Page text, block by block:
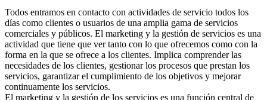
Todos entramos en contacto con actividades de servicio todos los
días como clientes o usuarios de una amplia gama de servicios
comerciales y públicos. El marketing y la gestión de servicios es una
actividad que tiene que ver tanto con lo que ofrecemos como con la
forma en la que se ofrece a los clientes. Implica comprender las
necesidades de los clientes, gestionar los procesos que prestan los
servicios, garantizar el cumplimiento de los objetivos y mejorar
continuamente los servicios.
El marketing y la gestión de los servicios es una función central de